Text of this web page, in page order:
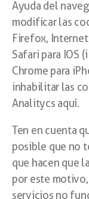
Ayuda del
modificar las
Firefox,
Safari para IOS
Chrome para
inhabilitar las
Analitycs aquí.
Ten en cuenta
posible que no
que hacen que
por este
servicios no